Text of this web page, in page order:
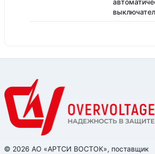
© 2026 АО «АРТСИ ВОСТОК», поставщик